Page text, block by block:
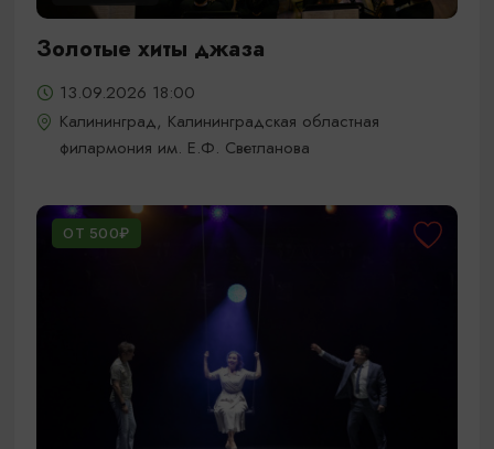
Золотые хиты джаза
13.09.2026 18:00
Калининград, Калининградская областная
филармония им. Е.Ф. Светланова
ОТ 500₽